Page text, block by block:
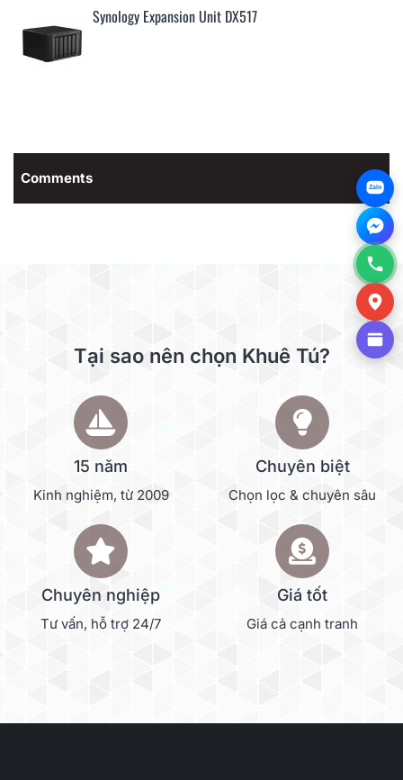
Synology Expansion Unit DX517
Comments
Tại sao nên chọn Khuê Tú?
15 năm
Kinh nghiệm, từ 2009
Chuyên biệt
Chọn lọc & chuyên sâu
Chuyên nghiệp
Tư vấn, hỗ trợ 24/7
Giá tốt
Giá cả cạnh tranh
Zalo